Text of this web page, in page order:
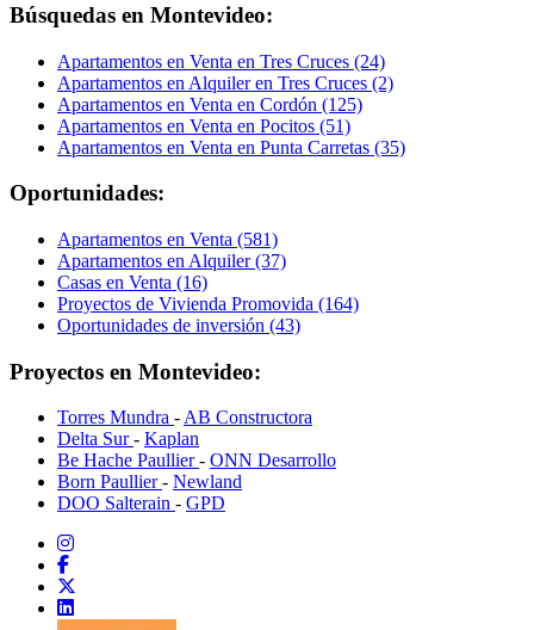
Búsquedas en Montevideo:
Apartamentos en Venta en Tres Cruces (24)
Apartamentos en Alquiler en Tres Cruces (2)
Apartamentos en Venta en Cordón (125)
Apartamentos en Venta en Pocitos (51)
Apartamentos en Venta en Punta Carretas (35)
Oportunidades:
Apartamentos en Venta (581)
Apartamentos en Alquiler (37)
Casas en Venta (16)
Proyectos de Vivienda Promovida (164)
Oportunidades de inversión (43)
Proyectos en Montevideo:
Torres Mundra -AB Constructora
Delta Sur- Kaplan
Be Hache Paullier- ONN Desarrollo
Born Paullier- Newland
DOO Salterain - GPD